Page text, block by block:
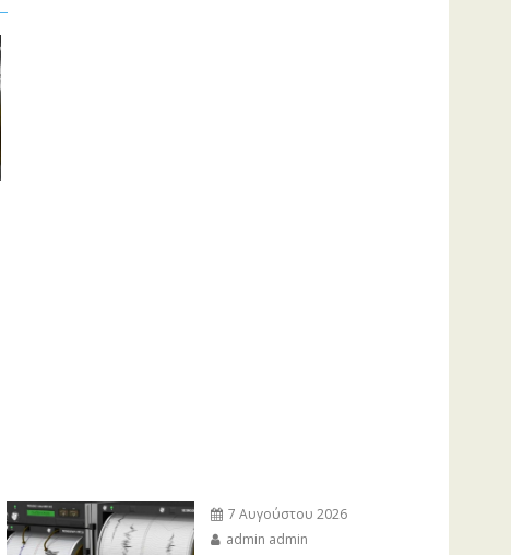
7 Αυγούστου 2026
admin admin